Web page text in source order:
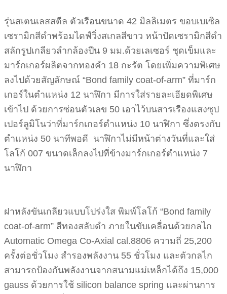
รุ่นสเตนเลสสตีล ตัวเรือนขนาด 42 มิลลิเมตร ขอบเบเซิล
เซรามิกสีดำพร้อมไดฟ์วิ่งสเกลสีขาว หน้าปัดเซรามิกสีดำ
สลักรูปเกลียวลำกล้องปืน 9 มม.ด้วยเลเซอร์ ชุดเข็มและ
มาร์กเกอร์ผลิตจากทองคำ 18 กะรัต โดยเพิ่มความพิเศษ
ลงไปด้วยสัญลักษณ์ “Bond family coat-of-arm” ที่มาร์ก
เกอร์ในตำแหน่ง 12 นาฬิกา มีการใส่รายละเอียดพิเศษ
เข้าไป ด้วยการซ่อนตัวเลข 50 เอาไว้บนสารเรืองแสงซุป
เปอร์ลูมิโนว่าที่มาร์กเกอร์ตำแหน่ง 10 นาฬิกา ซึ่งตรงกับ
ตำแหน่ง 50 นาทีพอดี นาฬิกาไม่มีหน้าต่างวันที่และใส่
โลโก้ 007 ขนาดเล็กลงไปที่ข้างมาร์กเกอร์ตำแหน่ง 7
นาฬิกา
ฝาหลังขันเกลียวแบบโปร่งใส พิมพ์โลโก้ “Bond family
coat-of-arm” สีทองสลับดำ ภายในขับเคลื่อนด้วยกลไก
Automatic Omega Co-Axial cal.8806 ความถี่ 25,200
ครั้งต่อชั่วโมง สำรองพลังงาน 55 ชั่วโมง และตัวกลไก
สามารถป้องกันพลังงานจากสนามแม่เหล็กได้ถึง 15,000
gauss ด้วยการใช้ silicon balance spring และผ่านการ